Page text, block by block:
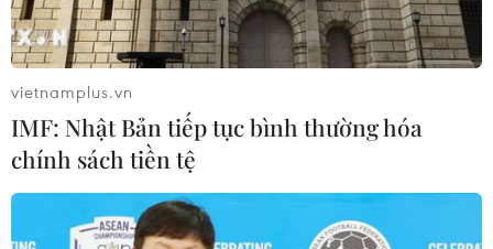
vietnamplus.vn
IMF: Nhật Bản tiếp tục bình thường hóa
chính sách tiền tệ